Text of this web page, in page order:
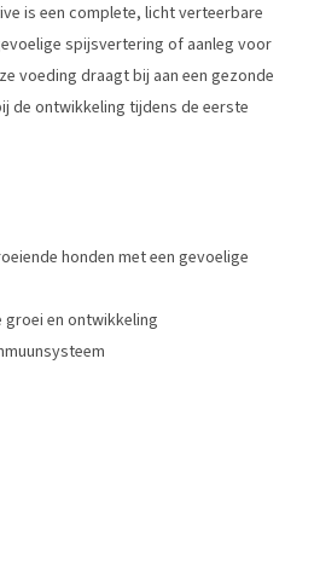
is een complete, licht verteerbare
spijsvertering of aanleg voor
voeding draagt bij aan een gezonde
de ontwikkeling tijdens de eerste
honden met een gevoelige
en ontwikkeling